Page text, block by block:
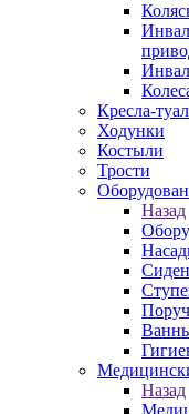
Кресла-
Ходунки
Костыли
Трости
Назад
Назад